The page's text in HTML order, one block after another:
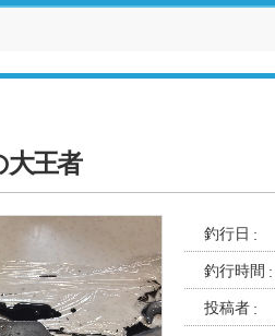
王者
釣行日
釣行時間
投稿者